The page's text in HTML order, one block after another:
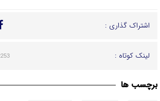
اشتراک گذاری :
لینک کوتاه :
برچسب ها